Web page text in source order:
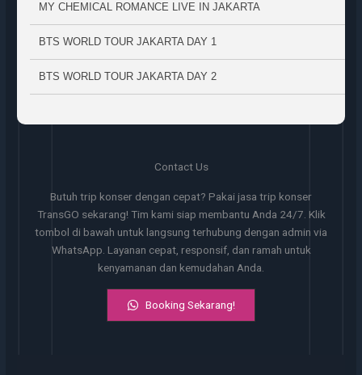
MY CHEMICAL ROMANCE LIVE IN JAKARTA
BTS WORLD TOUR JAKARTA DAY 1
BTS WORLD TOUR JAKARTA DAY 2
Contact Us
Butuh trip konser dengan cepat? Pakai jasa trip konser
TransGO sekarang! Tim kami siap membantu Anda 24/7. Klik
tombol di bawah untuk langsung terhubung dengan admin via
WhatsApp. Layanan cepat, responsif, dan ramah untuk
kenyamanan dan kemudahan Anda.
Booking Sekarang!